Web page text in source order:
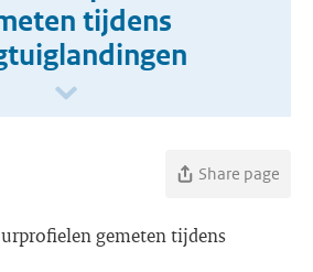
tijdens
Share page
gemeten tijdens